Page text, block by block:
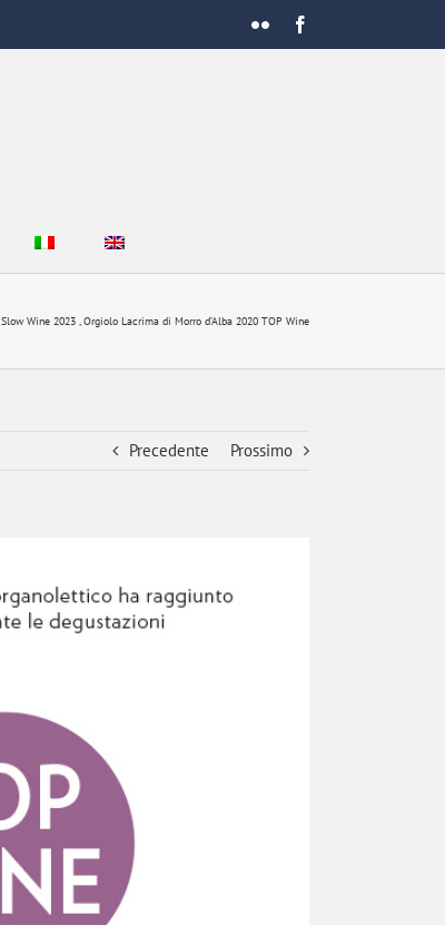
Flickr
Slow Wine 2023 , Orgiolo Lacrima di Morro d’Alba 2020 TOP Wine
Precedente Prossimo